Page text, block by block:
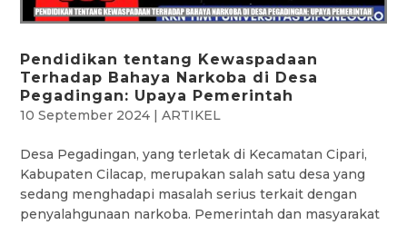
Pendidikan tentang Kewaspadaan
Terhadap Bahaya Narkoba di Desa
Pegadingan: Upaya Pemerintah
10 September 2024 |ARTIKEL
Desa Pegadingan, yang terletak di Kecamatan Cipari,
Kabupaten Cilacap, merupakan salah satu desa yang
sedang menghadapi masalah serius terkait dengan
penyalahgunaan narkoba. Pemerintah dan masyarakat